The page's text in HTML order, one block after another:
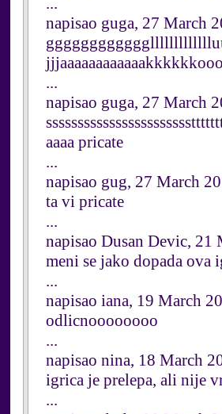
napisao guga, 27 March
...
napisao guga, 27 March
aaaa pricate
...
napisao gug, 27 March
ta vi pricate
...
napisao Dusan Devic, 21
meni se jako dopada
...
napisao iana, 19 March
odlicnoooooooo
...
napisao nina, 18 March
igrica je prelepa, ali nije
...